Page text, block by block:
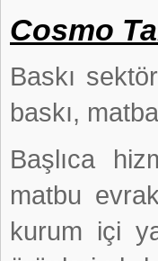
Cosmo
Baskı
baskı,
Başlıca
matbu
kurum içi